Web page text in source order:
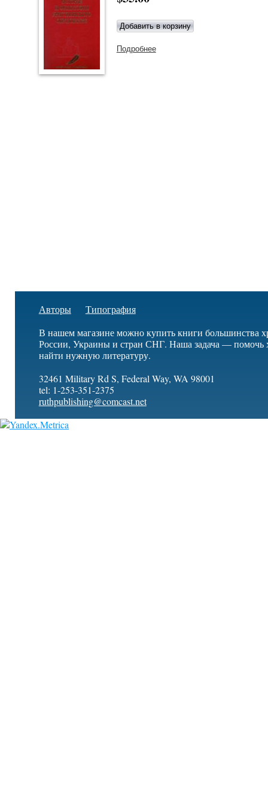
Подробнеео История и философия
Авторы
Типография
В нашем магазине можно купить книги большинства
России, Украины и стран СНГ. Наша задача — помочь
найти нужную литературу.
32461 Military Rd S, Federal Way, WA 98001
tel: 1-253-351-2375
ruthpublishing@comcast.net